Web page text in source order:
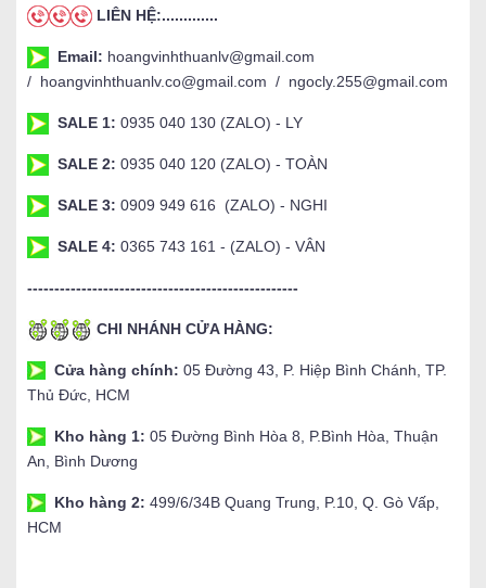
LIÊN HỆ:.............
Email: hoangvinhthuanlv@gmail.com
/ hoangvinhthuanlv.co@gmail.com / ngocly.255@gmail.com
SALE 1: 0935 040 130 (ZALO) - LY
SALE 2: 0935 040 120 (ZALO) - TOÀN
SALE 3: 0909 949 616 (ZALO) - NGHI
SALE 4: 0365 743 161 - (ZALO) - VÂN
--------------------------------------------------
CHI NHÁNH CỬA HÀNG:
Cửa hàng chính: 05 Đường 43, P. Hiệp Bình Chánh, TP.
Thủ Đức, HCM
Kho hàng 1: 05 Đường Bình Hòa 8, P.Bình Hòa, Thuận
An, Bình Dương
Kho hàng 2: 499/6/34B Quang Trung, P.10, Q. Gò Vấp,
HCM